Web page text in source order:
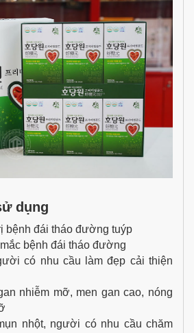
dụng
bệnh đái tháo đường tuýp
bệnh đái tháo đường
có nhu cầu làm đẹp cải thiện
nhiễm mỡ, men gan cao, nóng
nhột, người có nhu cầu chăm